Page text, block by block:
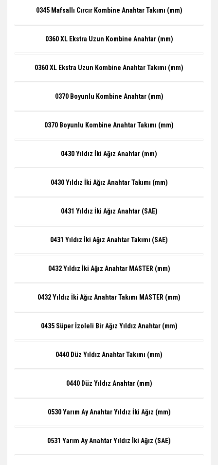
0345 Mafsallı Cırcır Kombine Anahtar Takımı (mm)
0360 XL Ekstra Uzun Kombine Anahtar (mm)
0360 XL Ekstra Uzun Kombine Anahtar Takımı (mm)
0370 Boyunlu Kombine Anahtar (mm)
0370 Boyunlu Kombine Anahtar Takımı (mm)
0430 Yıldız İki Ağız Anahtar (mm)
0430 Yıldız İki Ağız Anahtar Takımı (mm)
0431 Yıldız İki Ağız Anahtar (SAE)
0431 Yıldız İki Ağız Anahtar Takımı (SAE)
0432 Yıldız İki Ağız Anahtar MASTER (mm)
0432 Yıldız İki Ağız Anahtar Takımı MASTER (mm)
0435 Süper İzoleli Bir Ağız Yıldız Anahtar (mm)
0440 Düz Yıldız Anahtar Takımı (mm)
0440 Düz Yıldız Anahtar (mm)
0530 Yarım Ay Anahtar Yıldız İki Ağız (mm)
0531 Yarım Ay Anahtar Yıldız İki Ağız (SAE)